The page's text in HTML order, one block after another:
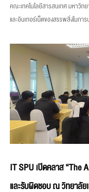
คณะเทคโนโลยีสารสนเทศ มหาวิ
และอินเทอร์เน็ตของสรรพสิ่งในกา
IT SPU เปิดคลาส “The
และรับผิดชอบ ณ วิทยาลัย